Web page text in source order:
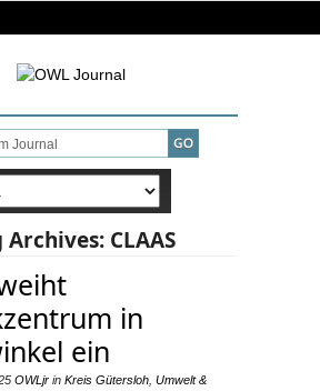
Archives: CLAAS
in
ein
OWLjr in Kreis Gütersloh Umwelt &